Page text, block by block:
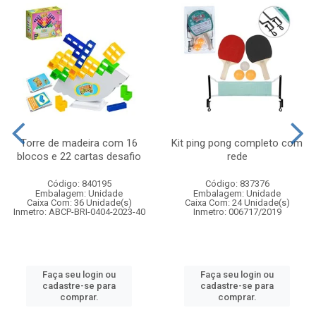
Torre de madeira com 16
blocos e 22 cartas desafio
Código: 840195
Embalagem: Unidade
Caixa Com: 36 Unidade(s)
Inmetro: ABCP-BRI-0404-2023-40
Faça seu login ou
cadastre-se para
comprar.
Kit ping pong completo com
rede
Código: 837376
Embalagem: Unidade
Caixa Com: 24 Unidade(s)
Inmetro: 006717/2019
Faça seu login ou
cadastre-se para
comprar.